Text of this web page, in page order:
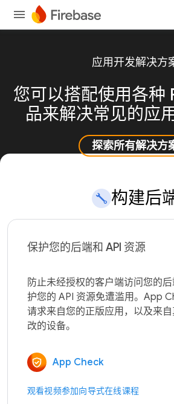
应用开发解决方
您可以搭配使用各种
品来解决常见的应
探索所有解决方
构建后
保护您的后端和 API 资源
防止未经授权的客户端访问您的
护您的 API 资源免遭滥用。App
请求来自您的正版应用，以及来
App Check
观看视频参加向导式在线课程